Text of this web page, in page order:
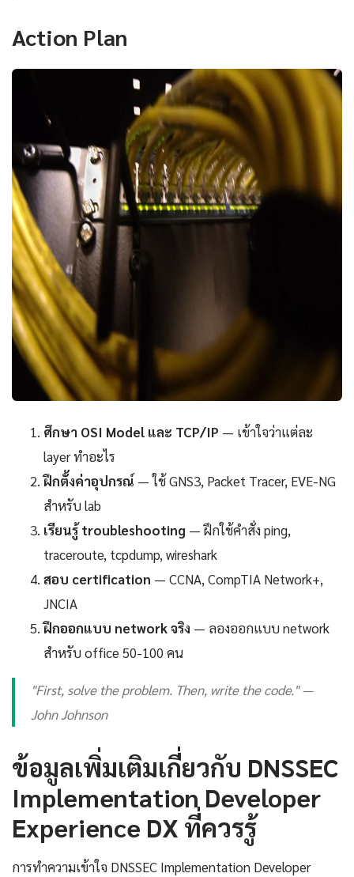
Action Plan
ศึกษา OSI Model และ TCP/IP — เข้าใจว่าแต่ละ
layer ทำอะไร
ฝึกตั้งค่าอุปกรณ์ — ใช้ GNS3, Packet Tracer, EVE-NG
สำหรับ lab
เรียนรู้ troubleshooting — ฝึกใช้คำสั่ง ping,
traceroute, tcpdump, wireshark
สอบ certification — CCNA, CompTIA Network+,
JNCIA
ฝึกออกแบบ network จริง — ลองออกแบบ network
สำหรับ office 50-100 คน
"First, solve the problem. Then, write the code." —
John Johnson
ข้อมูลเพิ่มเติมเกี่ยวกับ DNSSEC
Implementation Developer
Experience DX ที่ควรรู้
การทำความเข้าใจ DNSSEC Implementation Developer